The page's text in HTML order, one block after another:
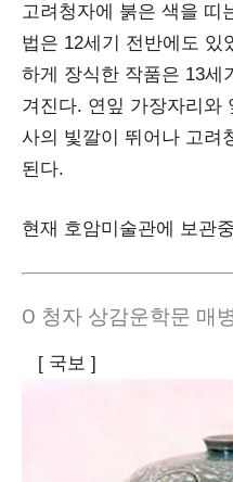
고려청자에 붉은 색을 띠
법은 12세기 전반에도 있
하게 장식한 작품은 13세
겨진다. 연잎 가장자리와
사의 빛깔이 뛰어나 고려
된다.
현재 호암미술관에 보관
Ο 청자 상감운학문 매
[ 국보 ]